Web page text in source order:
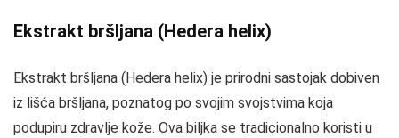
Ekstrakt bršljana (Hedera helix)
Ekstrakt bršljana (Hedera helix) je prirodni sastojak dobiven
iz lišća bršljana, poznatog po svojim svojstvima koja
podupiru zdravlje kože. Ova biljka se tradicionalno koristi u